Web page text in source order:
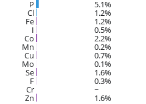
P 5.1%
Cl 1.2%
Fe 1.2%
I 0.5%
Co 2.2%
Mn 0.2%
Cu 0.7%
Mo 0.1%
Se 1.6%
F 0.3%
Cr ~
Zn 1.6%